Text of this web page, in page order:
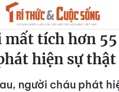
mất tích hơn
hiện sự thật
người cháu phát